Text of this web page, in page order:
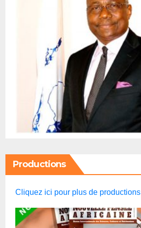
Productions
Cliquez ici pour plus de productions